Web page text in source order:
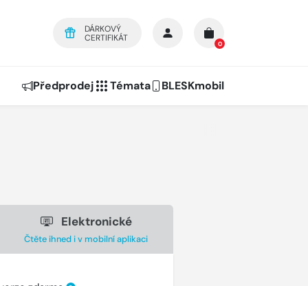
DÁRKOVÝ
CERTIFIKÁT
0
Předprodej Témata BLESKmobil
Elektronické
Čtěte ihned i v mobilní aplikaci